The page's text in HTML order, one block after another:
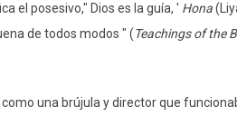
el posesivo," Dios es la guía, ' Hona
de todos modos " (Teachings of the
una brújula y director que